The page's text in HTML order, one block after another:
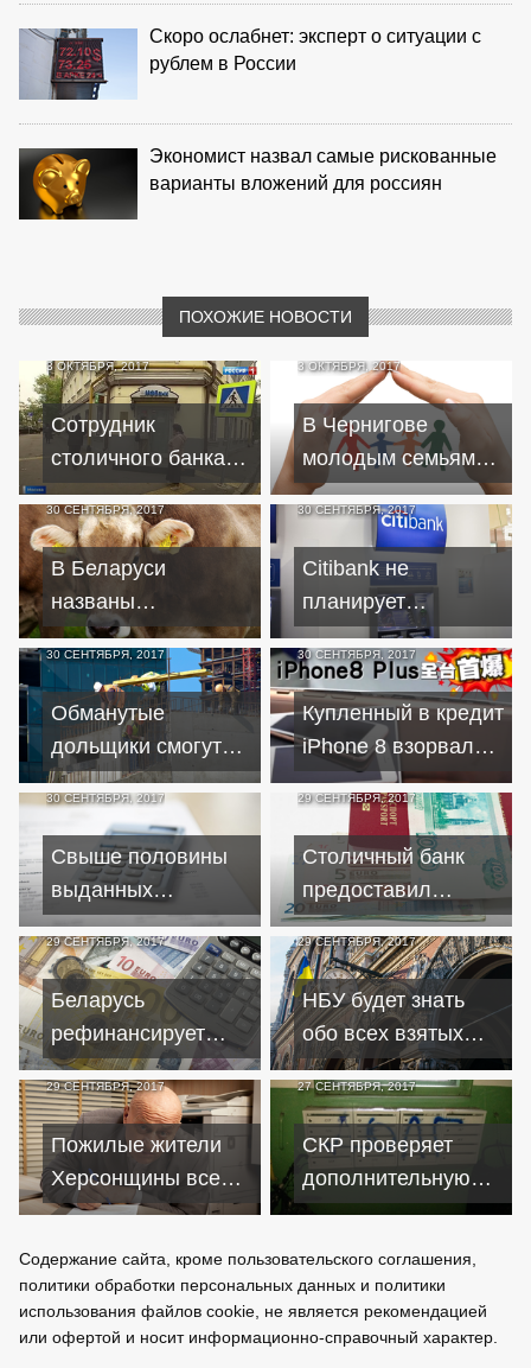
Скоро ослабнет: эксперт о ситуации с
рублем в России
Экономист назвал самые рискованные
варианты вложений для россиян
ПОХОЖИЕ НОВОСТИ
3 ОКТЯБРЯ, 2017
Сотрудник
столичного банка
оформил на себя
огромный кредит и
сдался полиции
3 ОКТЯБРЯ, 2017
В Чернигове
молодым семьям
могут выделить 90
миллионов на
жилищные кредиты
30 СЕНТЯБРЯ, 2017
В Беларуси
названы
победители
конкурсов на
получение
кредитов для
инвестроектов
30 СЕНТЯБРЯ, 2017
Citibank не
планирует
продавать
розничный
портфель
30 СЕНТЯБРЯ, 2017
Обманутые
дольщики смогут
реструктуризировать
ипотечные кредиты
30 СЕНТЯБРЯ, 2017
Купленный в кредит
iPhone 8 взорвался
во время зарядки
30 СЕНТЯБРЯ, 2017
Свыше половины
выданных
украинскими
банками кредитов
являются
дефолтными
29 СЕНТЯБРЯ, 2017
Столичный банк
предоставил
кредиты на
полмиллиарда по
фиктивным
документам
29 СЕНТЯБРЯ, 2017
Беларусь
рефинансирует
половину
валютного долга
29 СЕНТЯБРЯ, 2017
НБУ будет знать
обо всех взятых
украинцами
кредитах
29 СЕНТЯБРЯ, 2017
Пожилые жители
Херсонщины все
чаще страдают от
мошенников
27 СЕНТЯБРЯ, 2017
СКР проверяет
дополнительную
информацию о
петербургских
коллекторов
Содержание сайта, кроме пользовательского соглашения,
политики обработки персональных данных и политики
использования файлов cookie, не является рекомендацией
или офертой и носит информационно-справочный характер.